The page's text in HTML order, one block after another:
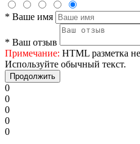
* Ваше имя
* Ваш отзыв
Примечание: HTML разметка
Используйте обычный текст.
Продолжить
0
0
0
0
0